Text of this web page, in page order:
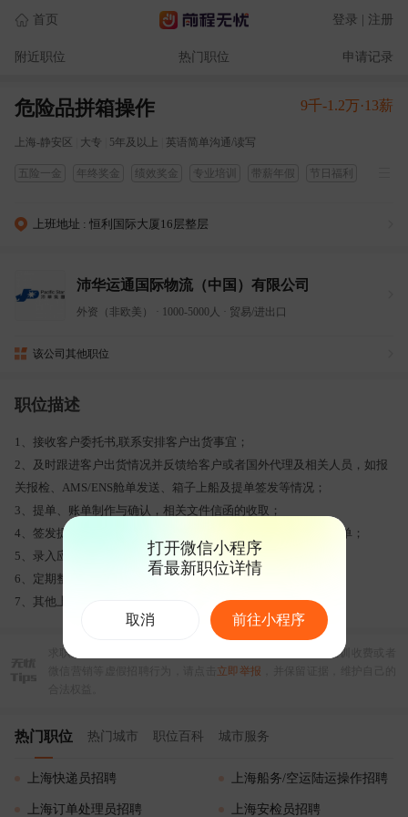
首页 登录 | 注册
附近职位 热门职位 申请记录
危险品拼箱操作 9千-1.2万·13薪
上海-静安区 大专 5年及以上 英语简单沟通/读写
五险一金 年终奖金 绩效奖金 专业培训 带薪年假
节日福利
上班地址 : 恒利国际大厦16层整层
沛华运通国际物流（中国）有限公司
外资（非欧美） 1000-5000人 贸易/进出口
该公司其他职位
职位描述
1、接收客户委托书,联系安排客户出货事宜；
2、及时跟进客户出货情况并反馈给客户或者国外代理及相关人员，如报
关报检、AMS/ENS舱单发送、箱子上船及提单签发等情况；
3、提单、账单制作与确认，相关文件信函的收取；
4、签发提单确认船开信息及客户提供的电放保函，核对装箱清单；
5、录入应收/应付；
6、定期整理航线文件资料归档，定期审核、拉取航线账单；
7、其他上级指派的本部门相关工作。
求职过程中如果遇到违规收费、信息不实、以招聘名义的培训收费或者
立即举报
热门职位 热门城市 职位百科 城市服务
上海快递员招聘 上海船务/空运陆运操作招聘
上海订单处理员招聘 上海安检员招聘
打开微信小程序
看最新职位详情
取消 前往小程序